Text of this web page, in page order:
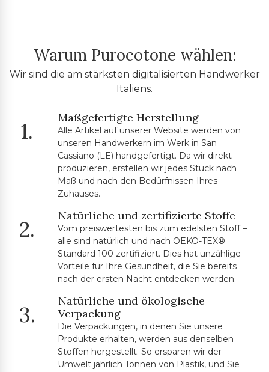
Warum Purocotone wählen:
Wir sind die am stärksten digitalisierten Handwerker
Italiens.
1.
Maßgefertigte Herstellung
Alle Artikel auf unserer Website werden von
unseren Handwerkern im Werk in San
Cassiano (LE) handgefertigt. Da wir direkt
produzieren, erstellen wir jedes Stück nach
Maß und nach den Bedürfnissen Ihres
Zuhauses.
2.
Natürliche und zertifizierte Stoffe
Vom preiswertesten bis zum edelsten Stoff –
alle sind natürlich und nach OEKO-TEX®
Standard 100 zertifiziert. Dies hat unzählige
Vorteile für Ihre Gesundheit, die Sie bereits
nach der ersten Nacht entdecken werden.
3.
Natürliche und ökologische
Verpackung
Die Verpackungen, in denen Sie unsere
Produkte erhalten, werden aus denselben
Stoffen hergestellt. So ersparen wir der
Umwelt jährlich Tonnen von Plastik, und Sie